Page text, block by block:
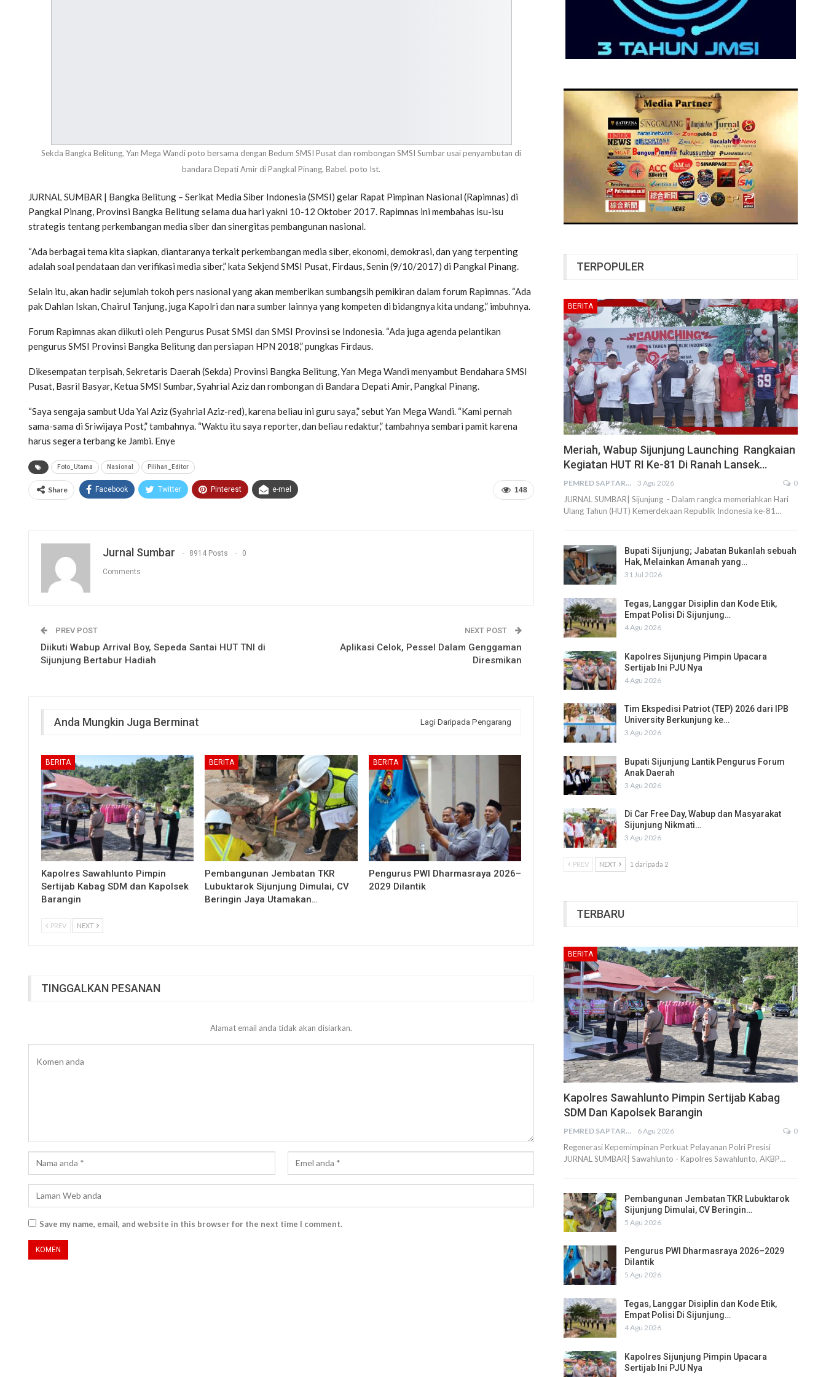
Sekda Bangka Belitung, Yan Mega Wandi poto bersama dengan Bedum SMSI Pusat dan rombongan SMSI Sumbar usai penyambutan di
bandara Depati Amir di Pangkal Pinang, Babel. poto Ist.
JURNAL SUMBAR | Bangka Belitung – Serikat Media Siber Indonesia (SMSI) gelar Rapat Pimpinan Nasional (Rapimnas) di
Pangkal Pinang, Provinsi Bangka Belitung selama dua hari yakni 10-12 Oktober 2017. Rapimnas ini membahas isu-isu
strategis tentang perkembangan media siber dan sinergitas pembangunan nasional.
“Ada berbagai tema kita siapkan, diantaranya terkait perkembangan media siber, ekonomi, demokrasi, dan yang terpenting
adalah soal pendataan dan verifikasi media siber,” kata Sekjend SMSI Pusat, Firdaus, Senin (9/10/2017) di Pangkal Pinang.
Selain itu, akan hadir sejumlah tokoh pers nasional yang akan memberikan sumbangsih pemikiran dalam forum Rapimnas. “Ada
pak Dahlan Iskan, Chairul Tanjung, juga Kapolri dan nara sumber lainnya yang kompeten di bidangnya kita undang,” imbuhnya.
Forum Rapimnas akan diikuti oleh Pengurus Pusat SMSI dan SMSI Provinsi se Indonesia. “Ada juga agenda pelantikan
pengurus SMSI Provinsi Bangka Belitung dan persiapan HPN 2018,” pungkas Firdaus.
Dikesempatan terpisah, Sekretaris Daerah (Sekda) Provinsi Bangka Belitung, Yan Mega Wandi menyambut Bendahara SMSI
Pusat, Basril Basyar, Ketua SMSI Sumbar, Syahrial Aziz dan rombongan di Bandara Depati Amir, Pangkal Pinang.
“Saya sengaja sambut Uda Yal Aziz (Syahrial Aziz-red), karena beliau ini guru saya,” sebut Yan Mega Wandi. “Kami pernah
sama-sama di Sriwijaya Post,” tambahnya. “Waktu itu saya reporter, dan beliau redaktur,” tambahnya sembari pamit karena
harus segera terbang ke Jambi. Enye
Foto_Utama Nasional Pilihan_Editor
148
Share Facebook Twitter Pinterest e-mel
Jurnal Sumbar 8914 Posts 0
Comments
PREV POST
Diikuti Wabup Arrival Boy, Sepeda Santai HUT TNI di
Sijunjung Bertabur Hadiah
NEXT POST
Aplikasi Celok, Pessel Dalam Genggaman
Diresmikan
Anda Mungkin Juga Berminat Lagi Daripada Pengarang
BERITA
Kapolres Sawahlunto Pimpin
Sertijab Kabag SDM dan Kapolsek
Barangin
BERITA
Pembangunan Jembatan TKR
Lubuktarok Sijunjung Dimulai, CV
Beringin Jaya Utamakan…
BERITA
Pengurus PWI Dharmasraya 2026–
2029 Dilantik
PREV NEXT
TINGGALKAN PESANAN
Alamat email anda tidak akan disiarkan.
Save my name, email, and website in this browser for the next time I comment.
TERPOPULER
BERITA
Meriah, Wabup Sijunjung Launching Rangkaian
Kegiatan HUT RI Ke-81 Di Ranah Lansek…
PEMRED SAPTARIUS 3 Agu 2026 0
JURNAL SUMBAR| Sijunjung - Dalam rangka memeriahkan Hari
Ulang Tahun (HUT) Kemerdekaan Republik Indonesia ke-81…
Bupati Sijunjung; Jabatan Bukanlah sebuah
Hak, Melainkan Amanah yang…
31 Jul 2026
Tegas, Langgar Disiplin dan Kode Etik,
Empat Polisi Di Sijunjung…
4 Agu 2026
Kapolres Sijunjung Pimpin Upacara
Sertijab Ini PJU Nya
4 Agu 2026
Tim Ekspedisi Patriot (TEP) 2026 dari IPB
University Berkunjung ke…
3 Agu 2026
Bupati Sijunjung Lantik Pengurus Forum
Anak Daerah
3 Agu 2026
Di Car Free Day, Wabup dan Masyarakat
Sijunjung Nikmati…
3 Agu 2026
PREV NEXT 1 daripada 2
TERBARU
BERITA
Kapolres Sawahlunto Pimpin Sertijab Kabag
SDM Dan Kapolsek Barangin
PEMRED SAPTARIUS 6 Agu 2026 0
Regenerasi Kepemimpinan Perkuat Pelayanan Polri Presisi
JURNAL SUMBAR| Sawahlunto - Kapolres Sawahlunto, AKBP…
Pembangunan Jembatan TKR Lubuktarok
Sijunjung Dimulai, CV Beringin…
5 Agu 2026
Pengurus PWI Dharmasraya 2026–2029
Dilantik
5 Agu 2026
Tegas, Langgar Disiplin dan Kode Etik,
Empat Polisi Di Sijunjung…
4 Agu 2026
Kapolres Sijunjung Pimpin Upacara
Sertijab Ini PJU Nya